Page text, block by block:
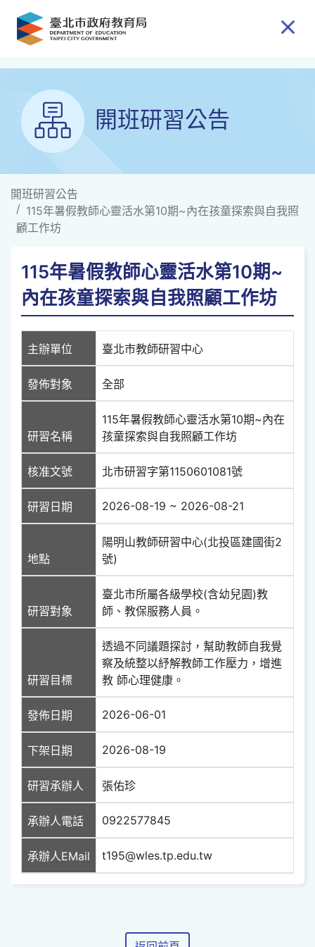
跳到主要內容
開班研習公告
開班研習公告
115年暑假教師心靈活水第10期~內在孩童探索與自我照
顧工作坊
115年暑假教師心靈活水第10期~
內在孩童探索與自我照顧工作坊
主辦單位 臺北市教師研習中心
發佈對象 全部
研習名稱
115年暑假教師心靈活水第10期~內在
孩童探索與自我照顧工作坊
核准文號 北市研習字第1150601081號
研習日期 2026-08-19 ~ 2026-08-21
地點
陽明山教師研習中心(北投區建國街2
號)
研習對象
臺北市所屬各級學校(含幼兒園)教
師、教保服務人員。
研習目標
透過不同議題探討，幫助教師自我覺
察及統整以紓解教師工作壓力，增進
教 師心理健康。
發佈日期 2026-06-01
下架日期 2026-08-19
研習承辦人 張佑珍
承辦人電話 0922577845
承辦人EMail t195@wles.tp.edu.tw